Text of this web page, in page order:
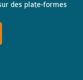
des plate-formes